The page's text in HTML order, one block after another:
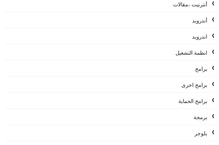
أنترنيت ،مقالات
أندرويد
اندرويد
انظمة التشغيل
برامج
برامج اخرى
برامج الحماية
برمجة
بلوجر